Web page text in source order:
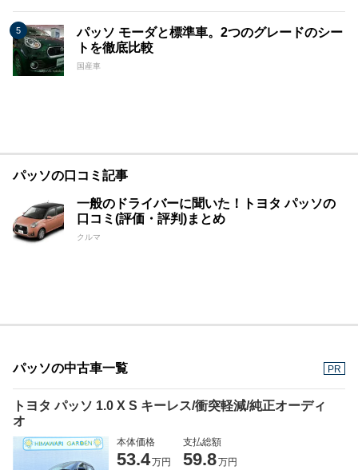
パッソ モーダと標準車。2つのグレードのシー
トを徹底比較
国産車
パッソの口コミ記事
一般のドライバーに聞いた！トヨタ パッソの
口コミ(評価・評判)まとめ
クルマ
パッソの中古車一覧 PR
トヨタ パッソ 1.0 X S キーレス/衝突軽減/純正オーディ
オ
本体価格
53.4万円
支払総額
59.8万円